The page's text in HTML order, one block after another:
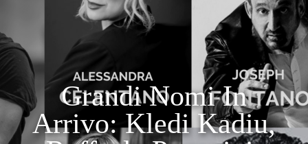
Grandi Nomi In
Arrivo: Kledi Kadiu,